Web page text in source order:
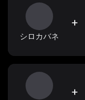
シロカバネ
+
+